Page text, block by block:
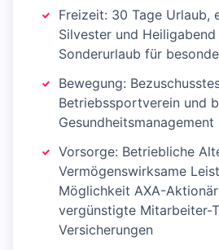
Freizeit: 30 Tage Urlaub,
Silvester und
Sonderurlaub für
Bewegung:
Betriebssportverein und
Gesundheitsmanagement
Vorsorge: Betriebliche
Vermögenswirksame
Möglichkeit AXA-
vergünstigte Mitarbeiter-
Versicherungen